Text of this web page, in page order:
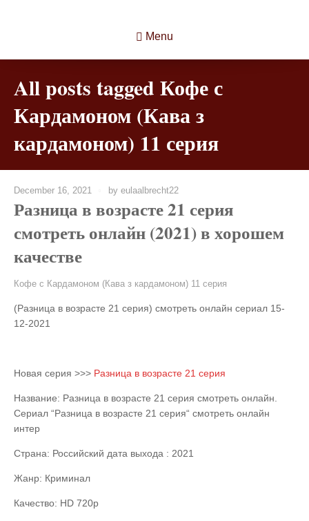
Menu
All posts tagged Кофе с
Кардамоном (Кава з
кардамоном) 11 серия
December 16, 2021 by eulaalbrecht22
Разница в возрасте 21 серия
смотреть онлайн (2021) в хорошем
качестве
Кофе с Кардамоном (Кава з кардамоном) 11 серия
(Разница в возрасте 21 серия) смотреть онлайн сериал 15-
12-2021
Новая серия >>> Разница в возрасте 21 серия
Название: Разница в возрасте 21 серия смотреть онлайн.
Сериал “Разница в возрасте 21 серия“ смотреть онлайн
интер
Страна: Российский дата выхода : 2021
Жанр: Криминал
Качество: HD 720p